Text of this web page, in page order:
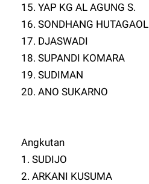
15. YAP KG AL AGUNG S.
16. SONDHANG HUTAGAOL
17. DJASWADI
18. SUPANDI KOMARA
19. SUDIMAN
20. ANO SUKARNO
Angkutan
1. SUDIJO
2. ARKANI KUSUMA